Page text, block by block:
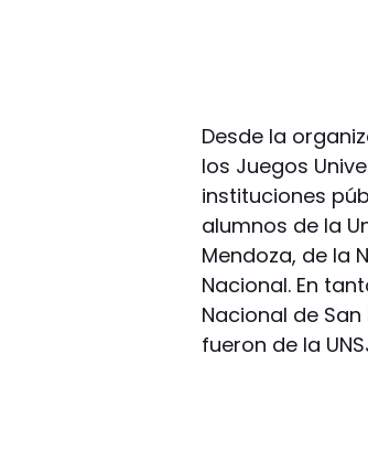
Desde la
los Juegos
instituciones
alumnos de la
Mendoza, de la
Nacional. En
Nacional de
fueron de la